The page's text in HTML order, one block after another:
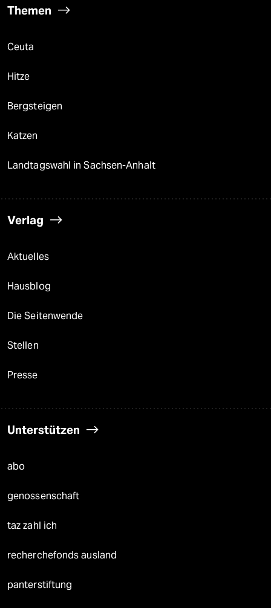
Themen
Ceuta
Hitze
Bergsteigen
Katzen
Landtagswahl in Sachsen-Anhalt
Verlag
Aktuelles
Hausblog
Die Seitenwende
Stellen
Presse
Unterstützen
abo
genossenschaft
taz zahl ich
recherchefonds ausland
panterstiftung